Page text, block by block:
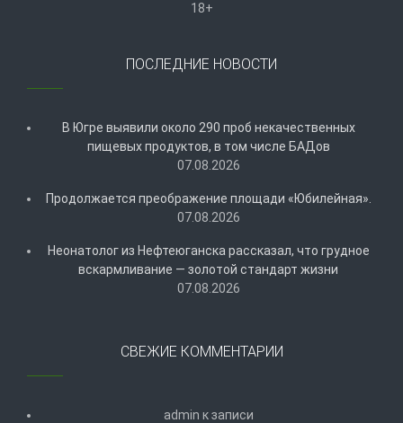
18+
ПОСЛЕДНИЕ НОВОСТИ
В Югре выявили около 290 проб некачественных
пищевых продуктов, в том числе БАДов
07.08.2026
Продолжается преображение площади «Юбилейная».
07.08.2026
Неонатолог из Нефтеюганска рассказал, что грудное
вскармливание — золотой стандарт жизни
07.08.2026
СВЕЖИЕ КОММЕНТАРИИ
admin к записи